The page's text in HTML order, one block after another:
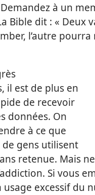
Demandez à un
Bible dit : « Deux
l’autre
il est de plus en
de recevoir
données. On
à ce que
gens utilisent
retenue. Mais
Si vous
usage excessif du